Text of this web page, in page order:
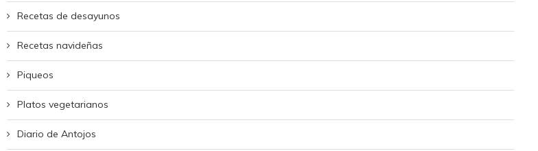
Recetas de desayunos
Recetas navideñas
Piqueos
Platos vegetarianos
Diario de Antojos